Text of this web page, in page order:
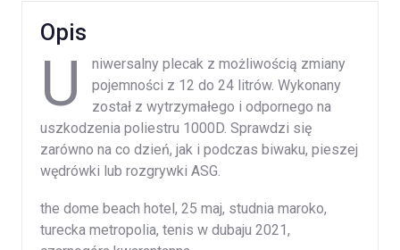
Opis
U
niwersalny plecak z możliwością zmiany
pojemności z 12 do 24 litrów. Wykonany
został z wytrzymałego i odpornego na
uszkodzenia poliestru 1000D. Sprawdzi się
zarówno na co dzień, jak i podczas biwaku, pieszej
wędrówki lub rozgrywki ASG.
the dome beach hotel, 25 maj, studnia maroko,
turecka metropolia, tenis w dubaju 2021,